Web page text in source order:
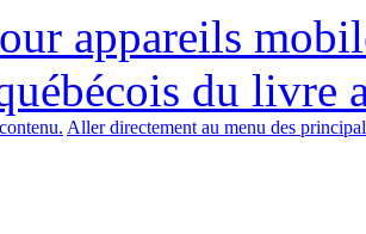
appareils
du livre
Aller directement au menu des